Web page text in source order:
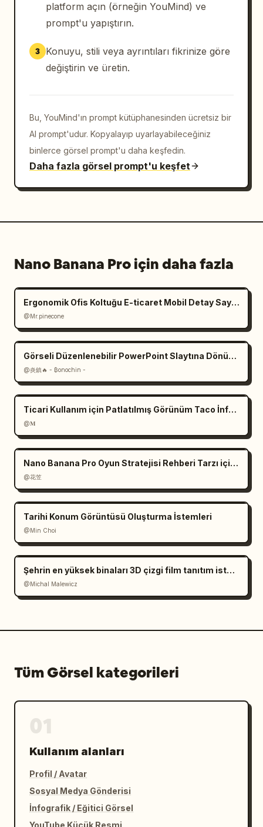
platform açın (örneğin YouMind) ve
prompt'u yapıştırın.
3
Konuyu, stili veya ayrıntıları fikrinize göre
değiştirin ve üretin.
Bu, YouMind'ın prompt kütüphanesinden ücretsiz bir
AI prompt'udur. Kopyalayıp uyarlayabileceğiniz
binlerce görsel prompt'u daha keşfedin.
Daha fazla görsel prompt'u keşfet
Nano Banana Pro için daha fazla
Ergonomik Ofis Koltuğu E-ticaret Mobil Detay Sayfası
@Mr.pinecone
Görseli Düzenlenebilir PowerPoint Slaytına Dönüştürme İstemleri
@炎鎮🔥 - ₿onochin -
Ticari Kullanım için Patlatılmış Görünüm Taco İnfografiği
@𝐌
Nano Banana Pro Oyun Stratejisi Rehberi Tarzı için İstek
@花笠
Tarihi Konum Görüntüsü Oluşturma İstemleri
@Min Choi
Şehrin en yüksek binaları 3D çizgi film tanıtım istemi
@Michal Malewicz
Tüm Görsel kategorileri
Kullanım alanları
Profil / Avatar
Sosyal Medya Gönderisi
İnfografik / Eğitici Görsel
YouTube Küçük Resmi